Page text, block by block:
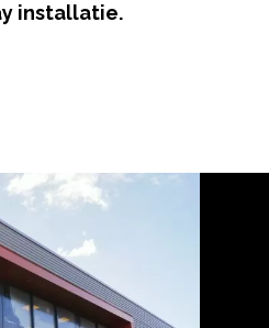
installatie.